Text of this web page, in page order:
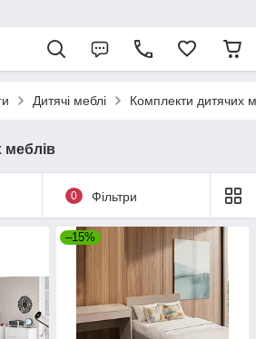
Дитячі меблі Комплекти дитячих
меблів
0 Фільтри
–15%